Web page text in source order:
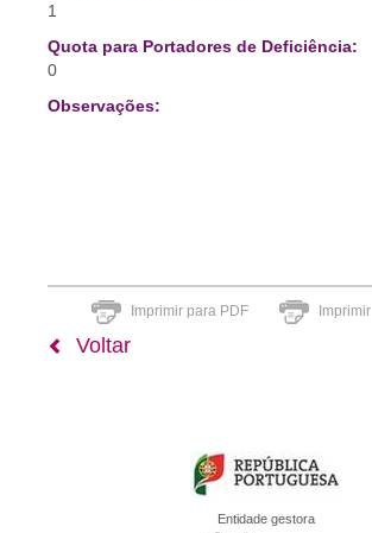
1
Quota para Portadores de Deficiência:
0
Observações:
Imprimir para PDF Imprimir
Voltar
Entidade gestora